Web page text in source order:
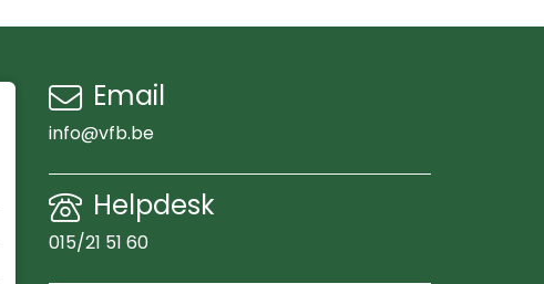
Email
info@vfb.be
Helpdesk
015/21 51 60